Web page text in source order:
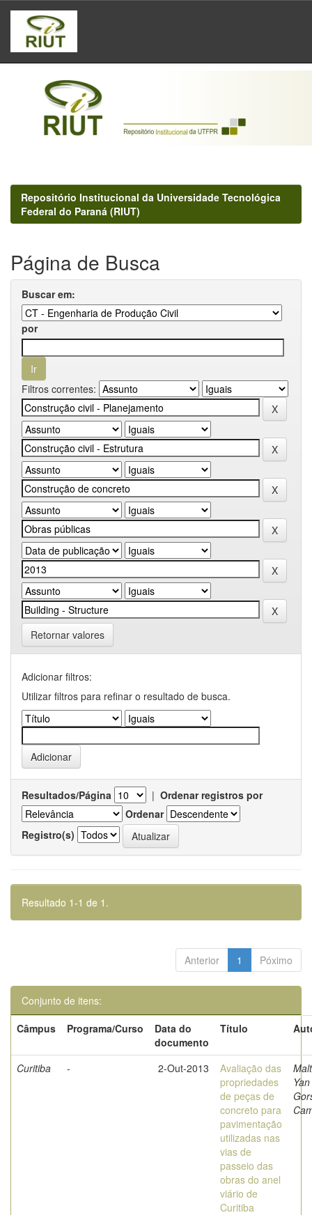
Skip
navigation
Repositório Institucional da Universidade Tecnológica
Federal do Paraná (RIUT)
Página de Busca
Buscar em:
por
Filtros correntes:
Retornar valores
Adicionar filtros:
Utilizar filtros para refinar o resultado de busca.
Resultados/Página | Ordenar registros por
Ordenar
Registro(s)
Resultado 1-1 de 1.
Anterior 1 Póximo
Conjunto de itens:
Câmpus
Programa/Curso
Data do
documento
Título
Curitiba - 2-Out-2013
Avaliação das
propriedades
de peças de
concreto para
pavimentação
utilizadas nas
vias de
passeio das
obras do anel
viário de
Curitiba
Yan